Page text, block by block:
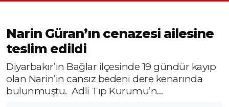
Narin Güran’ın cenazesi ailesine
teslim edildi
Diyarbakır’ın Bağlar ilçesinde 19 gündür kayıp
olan Narin’in cansız bedeni dere kenarında
bulunmuştu. Adli Tıp Kurumu’n…